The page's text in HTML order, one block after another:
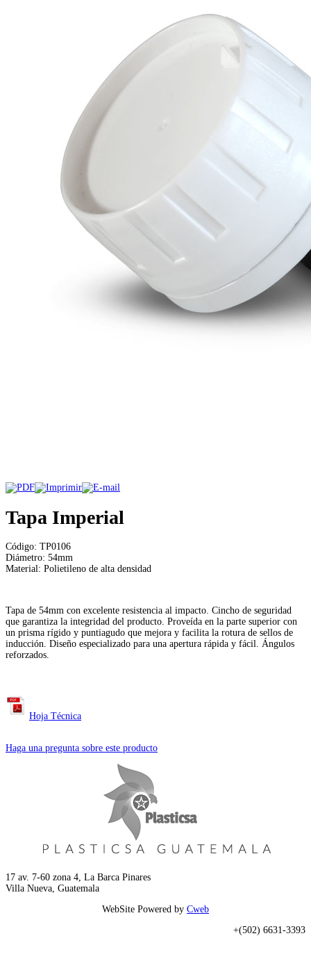
Tapa Imperial
Código: TP0106
Diámetro: 54mm
Material: Polietileno de alta densidad
Tapa de 54mm con excelente resistencia al impacto. Cincho de seguridad
que garantiza la integridad del producto. Proveída en la parte superior con
un prisma rígido y puntiagudo que mejora y facilita la rotura de sellos de
inducción. Diseño especializado para una apertura rápida y fácil. Ángulos
reforzados.
Hoja Técnica
Haga una pregunta sobre este producto
17 av. 7-60 zona 4, La Barca Pinares
Villa Nueva, Guatemala
WebSite Powered by Cweb
+(502) 6631-3393